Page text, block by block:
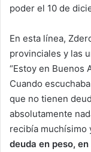
poder el 10 de
En esta línea,
provinciales y las
“Estoy en Buenos
Cuando
que no tienen
absolutamente
recibía muchísimo
deuda en peso,